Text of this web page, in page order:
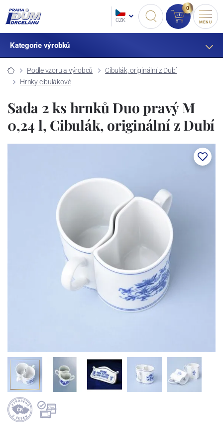
CZK
0
MENU
Kategorie výrobků
Podle vzoru a výrobců
Cibulák, originální z Dubí
Hrnky cibulákové
Sada 2 ks hrnků Duo pravý M
0,24 l, Cibulák, originální z Dubí